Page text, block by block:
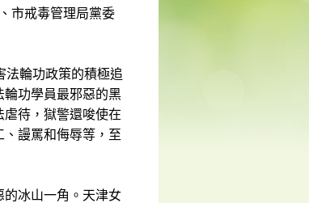
市戒毒管理局黨委
法輪功政策的積極追
輪功學員最邪惡的黑
待，獄警還唆使在
謾罵和侮辱等，至
的冰山一角。天津女